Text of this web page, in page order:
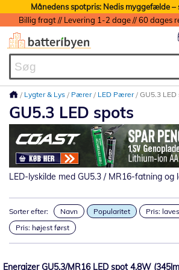
Månedens spotpris: Nedis myggefælde –
Lygter & Lys Pærer LED Pærer GU5.3 LED
GU5.3 LED spots
LED-lyskilde med GU5.3 / MR16-fatning og
Sorter efter: Navn Popularitet
Pris:
Pris: højest først
Energizer GU5.3/MR16 LED spot 4.8W